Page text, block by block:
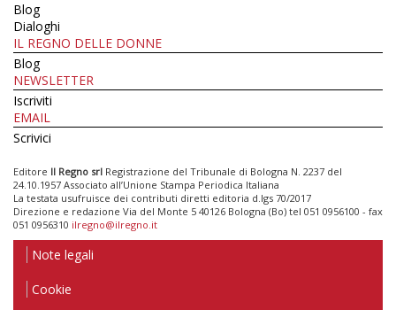
Blog
Dialoghi
IL REGNO DELLE DONNE
Blog
NEWSLETTER
Iscriviti
EMAIL
Scrivici
Editore Il Regno srl Registrazione del Tribunale di Bologna N. 2237 del
24.10.1957 Associato all’Unione Stampa Periodica Italiana
La testata usufruisce dei contributi diretti editoria d.lgs 70/2017
Direzione e redazione Via del Monte 5 40126 Bologna (Bo) tel 051 0956100 - fax
051 0956310 ilregno@ilregno.it
Note legali
Cookie